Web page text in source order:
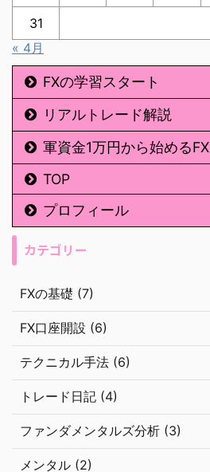
31
« 4月
FXの学習スタート
リアルトレード解説
軍資金1万円から始めるFX
TOP
プロフィール
カテゴリー
FXの基礎 (7)
FX口座開設 (6)
テクニカル手法 (6)
トレード日記 (4)
ファンダメンタルズ分析 (3)
メンタル (2)